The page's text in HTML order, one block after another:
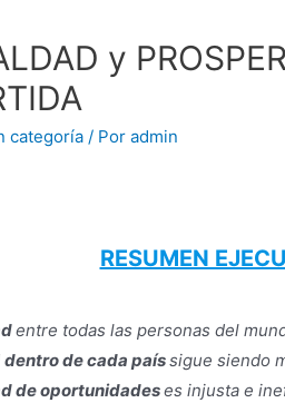
y
categoría / Poradmin
RESUMEN
entre todas las personas del
dentro de cada paíssigue siendo
de oportunidadeses injusta e